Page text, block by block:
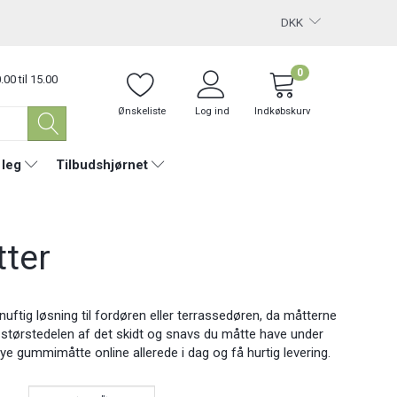
DKK
til 15.00
Ønskeliste Log ind Indkøbskurv
0
Tilbudshjørnet
løsning til fordøren eller terrassedøren, da måtterne
af det skidt og snavs du måtte have under
gummimåtte online allerede i dag og få hurtig levering.